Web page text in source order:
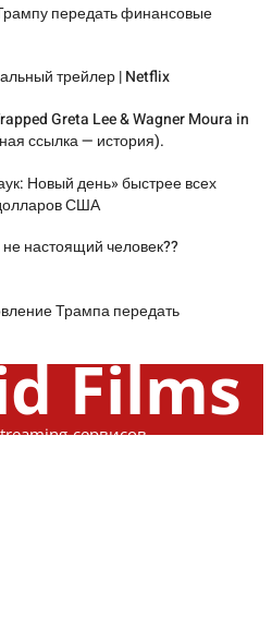
передать финансовые
трейлер | Netflix
Greta Lee & Wagner Moura in
ссылка — история).
Новый день» быстрее всех
США
настоящий человек??
Трампа передать
Films
сервисов